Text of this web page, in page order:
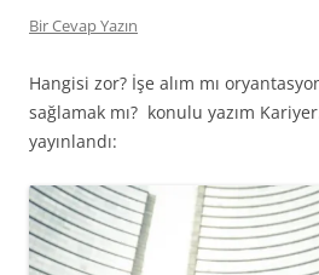
Bir Cevap Yazın
Hangisi zor? İşe alım mı
sağlamak mı? konulu yazım
yayınlandı: